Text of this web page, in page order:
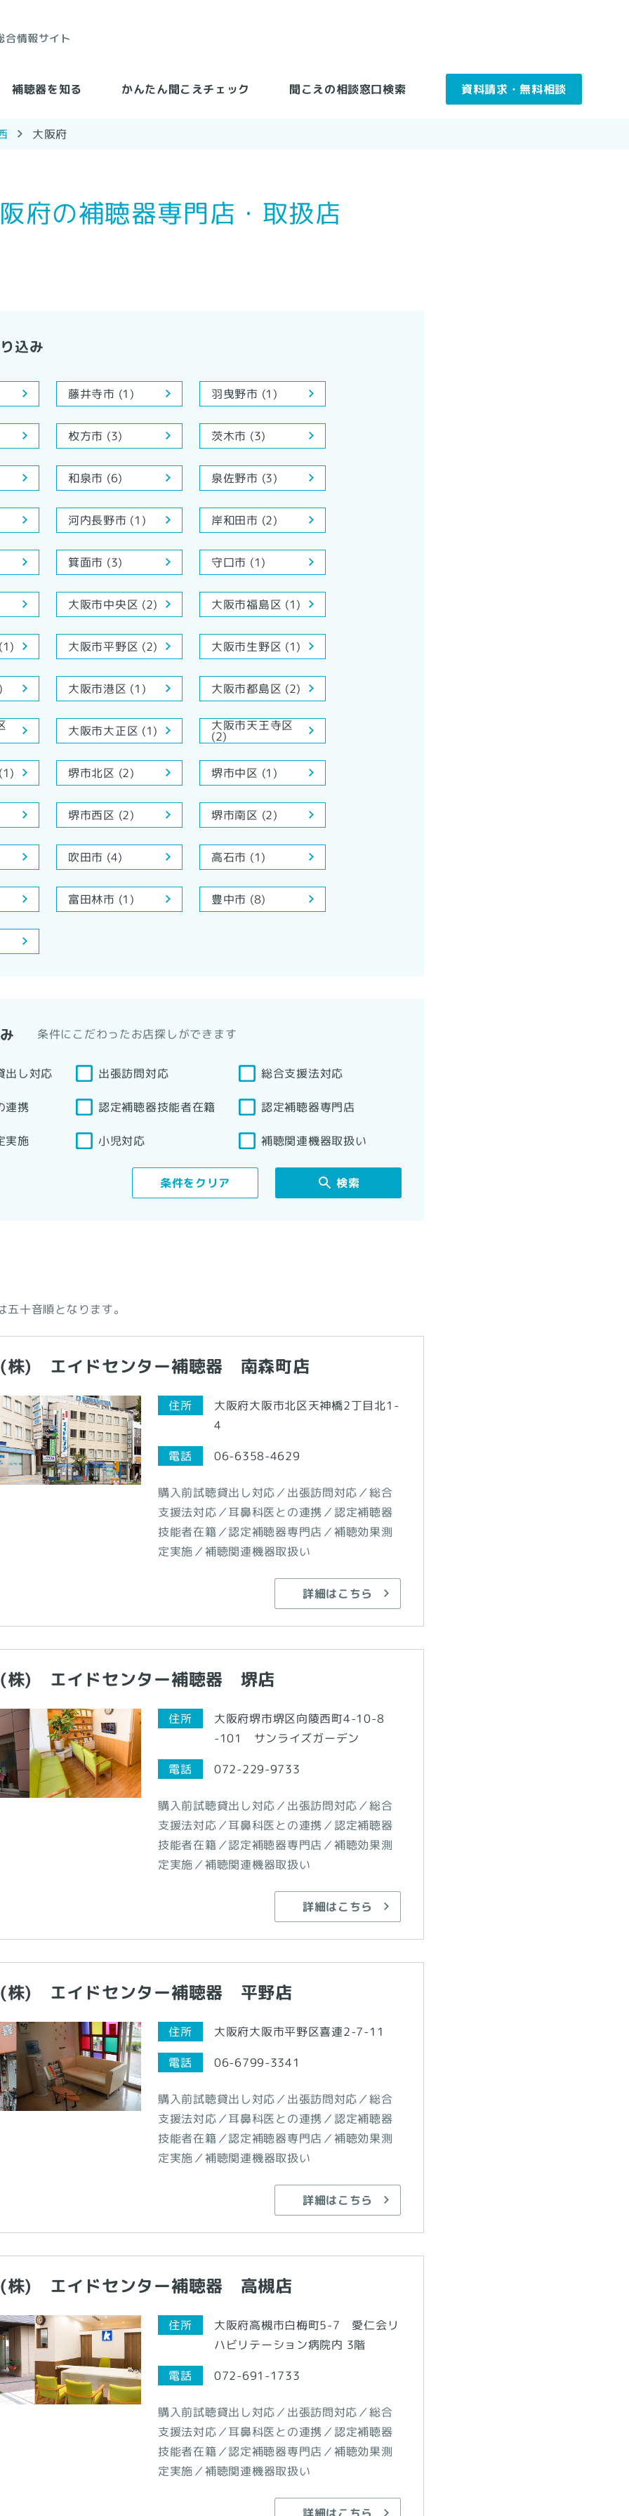
合情報サイト
補聴器を知る かんたん聞こえチェック 聞こえの相談窓口検索 資料請求・無料相談
大阪府
府の補聴器専門店・取扱店
込み
藤井寺市 (1) 羽曳野市 (1)
枚方市 (3) 茨木市 (3)
和泉市 (6) 泉佐野市 (3)
河内長野市 (1) 岸和田市 (2)
箕面市 (3) 守口市 (1)
大阪市中央区 (2) 大阪市福島区 (1)
大阪市平野区 (2) 大阪市生野区 (1)
大阪市港区 (1) 大阪市都島区 (2)
大阪市大正区 (1) 大阪市天王寺区
(2)
堺市北区 (2) 堺市中区 (1)
堺市西区 (2) 堺市南区 (2)
吹田市 (4) 高石市 (1)
富田林市 (1) 豊中市 (8)
条件にこだわったお店探しができます
出し対応 出張訪問対応 総合支援法対応
連携 認定補聴器技能者在籍 認定補聴器専門店
実施 小児対応 補聴関連機器取扱い
条件をクリア 検索
十音順となります。
株) エイドセンター補聴器 南森町店
住所 大阪府大阪市北区天神橋2丁目北1-
4
電話 06-6358-4629
購入前試聴貸出し対応／出張訪問対応／総合
支援法対応／耳鼻科医との連携／認定補聴器
技能者在籍／認定補聴器専門店／補聴効果測
定実施／補聴関連機器取扱い
詳細はこちら
株) エイドセンター補聴器 堺店
住所 大阪府堺市堺区向陵西町4-10-8
-101 サンライズガーデン
電話 072-229-9733
購入前試聴貸出し対応／出張訪問対応／総合
支援法対応／耳鼻科医との連携／認定補聴器
技能者在籍／認定補聴器専門店／補聴効果測
定実施／補聴関連機器取扱い
詳細はこちら
株) エイドセンター補聴器 平野店
住所 大阪府大阪市平野区喜連2-7-11
電話 06-6799-3341
購入前試聴貸出し対応／出張訪問対応／総合
支援法対応／耳鼻科医との連携／認定補聴器
技能者在籍／認定補聴器専門店／補聴効果測
定実施／補聴関連機器取扱い
詳細はこちら
株) エイドセンター補聴器 高槻店
住所 大阪府高槻市白梅町5-7 愛仁会リ
ハビリテーション病院内 3階
電話 072-691-1733
購入前試聴貸出し対応／出張訪問対応／総合
支援法対応／耳鼻科医との連携／認定補聴器
技能者在籍／認定補聴器専門店／補聴効果測
定実施／補聴関連機器取扱い
詳細はこちら